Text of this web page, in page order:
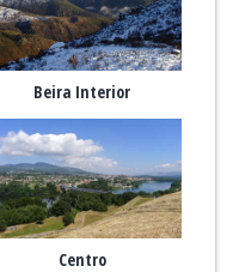
Beira Interior
Centro